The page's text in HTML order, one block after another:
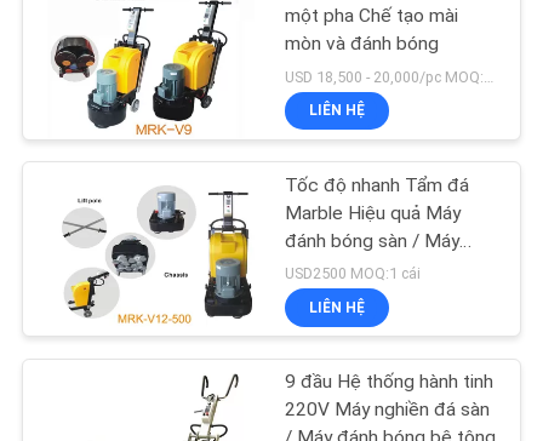
Máy đánh bóng sàn
bằng tay
26
Chất xử lý bê tông
một pha Chế tạo mài
mòn và đánh bóng
LIÊN HỆ
Tốc độ nhanh Tẩm đá
Marble Hiệu quả Máy
đánh bóng sàn / Máy
đánh bóng sàn Terrazzo
USD2500 MOQ:1 cái
LIÊN HỆ
9 đầu Hệ thống hành tinh
220V Máy nghiền đá sàn